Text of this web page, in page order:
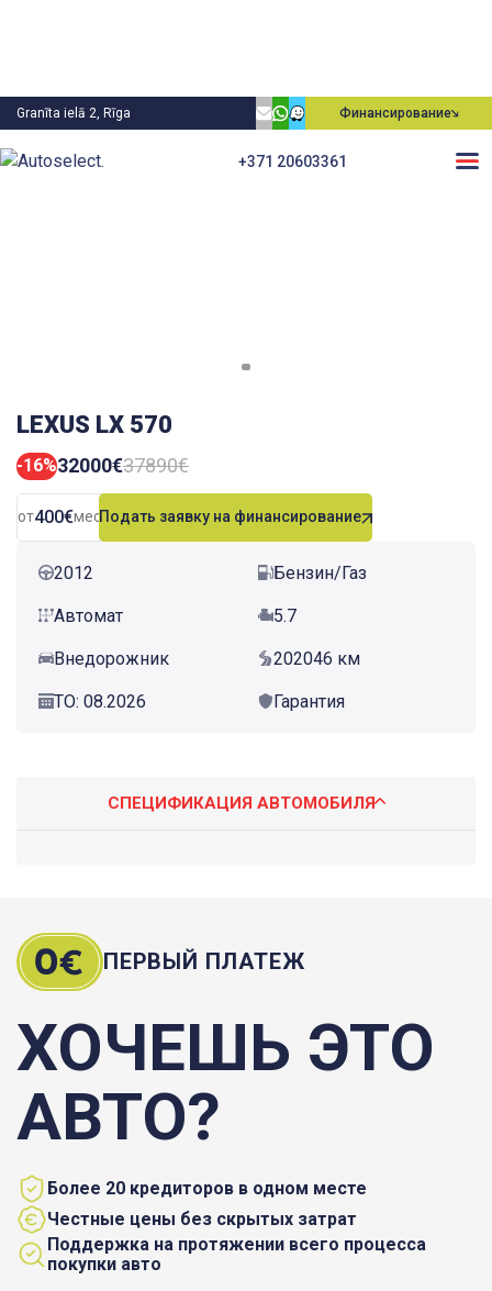
Granīta ielā 2, Rīga Финансирование
+371 20603361
LEXUS LX 570
-16%32000€37890€
от400€мес.Подать заявку на финансирование
2012 Бензин/Газ
Автомат 5.7
Внедорожник 202046 км
ТО: 08.2026 Гарантия
СПЕЦИФИКАЦИЯ АВТОМОБИЛЯ
ПЕРВЫЙ ПЛАТЕЖ
ХОЧЕШЬ ЭТО
АВТО?
Более 20 кредиторов в одном месте
Честные цены без скрытых затрат
Поддержка на протяжении всего процесса
покупки авто